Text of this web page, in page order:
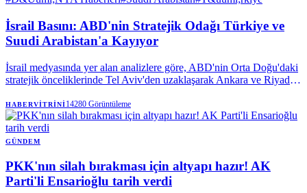
İsrail Basını: ABD'nin Stratejik Odağı Türkiye ve
Suudi Arabistan'a Kayıyor
İsrail medyasında yer alan analizlere göre, ABD'nin Orta Doğu'daki
stratejik önceliklerinde Tel Aviv'den uzaklaşarak Ankara ve Riyad'a
değişikliğinin en somut delili olduğu vurgulanıyor.
HABERVITRINI14280 Görüntüleme
GÜNDEM
PKK'nın silah bırakması için altyapı hazır! AK
Parti'li Ensarioğlu tarih verdi